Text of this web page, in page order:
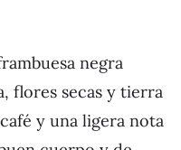
negra
flores secas y tierra
y una ligera nota